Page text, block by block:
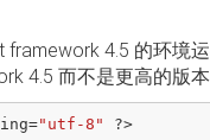
4.5 的环境
4.5 而不是更高的版本
="utf-8"
?>